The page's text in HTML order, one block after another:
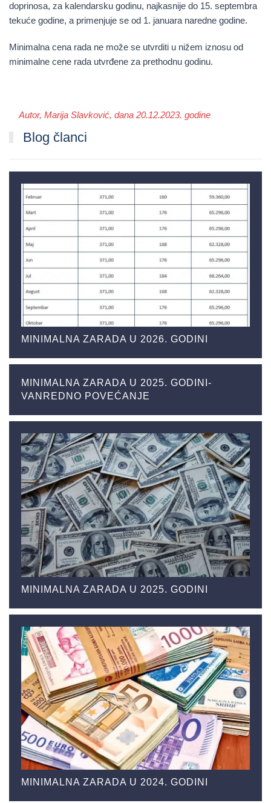
doprinosa, za kalendarsku godinu, najkasnije do 15. septembra
tekuće godine, a primenjuje se od 1. januara naredne godine.
Minimalna cena rada ne može se utvrditi u nižem iznosu od
minimalne cene rada utvrđene za prethodnu godinu.
Autor, Marija Slavković, dana 20.12.2023. godine
Blog članci
MINIMALNA ZARADA U 2026. GODINI
MINIMALNA ZARADA U 2025. GODINI-
VANREDNO POVEĆANJE
MINIMALNA ZARADA U 2025. GODINI
MINIMALNA ZARADA U 2024. GODINI